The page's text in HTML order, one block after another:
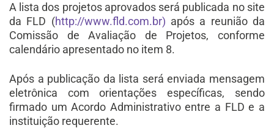
A lista dos projetos aprovados será publicada no site
da FLD (http://www.fld.com.br) após a reunião da
Comissão de Avaliação de Projetos, conforme
calendário apresentado no item 8.
Após a publicação da lista será enviada mensagem
eletrônica com orientações específicas, sendo
firmado um Acordo Administrativo entre a FLD e a
instituição requerente.